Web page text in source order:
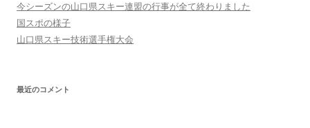
今シーズンの山口県スキー連盟の行事が全て終わりました
国スポの様子
山口県スキー技術選手権大会
最近のコメント